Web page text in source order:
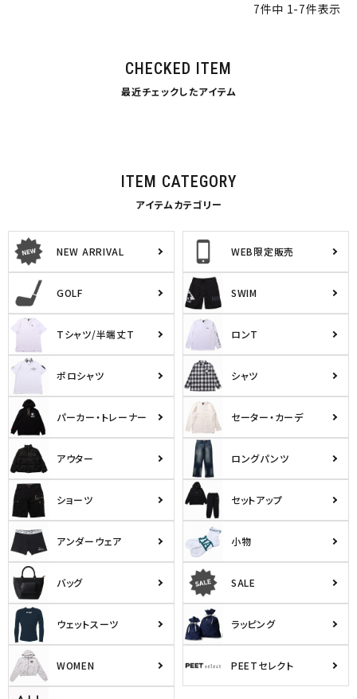
キーワードから探す
価格から探す
並び順
カテゴリ
7件中 1-7件表示
CHECKED ITEM
最近チェックしたアイテム
ITEM CATEGORY
アイテムカテゴリー
NEW ARRIVAL WEB限定販売
GOLF SWIM
Tシャツ/半端丈T ロンT
ポロシャツ シャツ
パーカー・トレーナー セーター・カーデ
アウター ロングパンツ
ショーツ セットアップ
アンダーウェア 小物
バッグ SALE
ウェットスーツ ラッピング
WOMEN PEETセレクト